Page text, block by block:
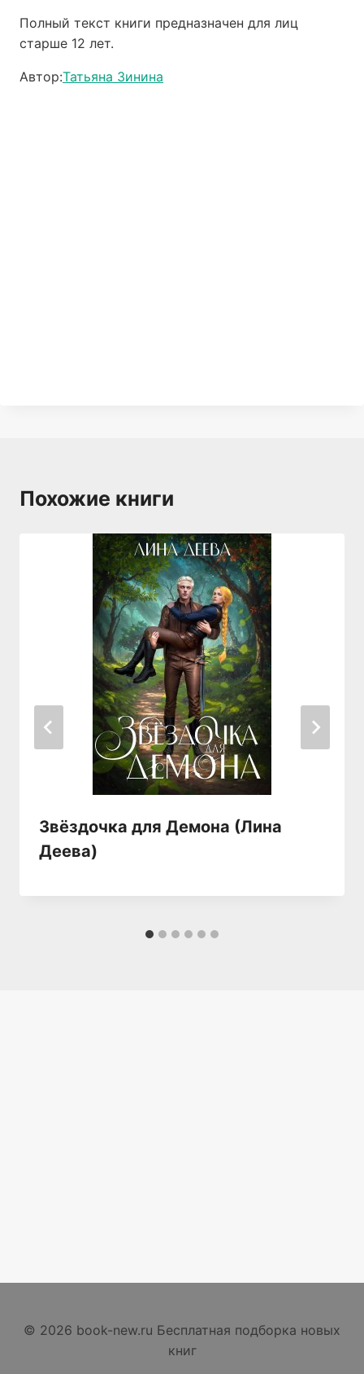
Полный текст книги предназначен для лиц
старше 12 лет.
Автор:Татьяна Зинина
Похожие книги
Звёздочка для Демона (Лина
Деева)
© 2026 book-new.ru Бесплатная подборка новых
книг